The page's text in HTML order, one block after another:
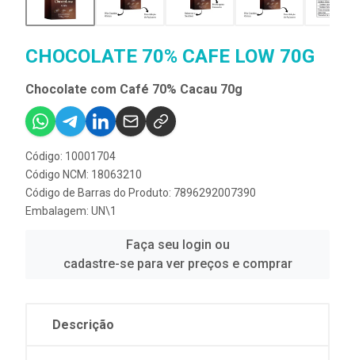
CHOCOLATE 70% CAFE LOW 70G
Chocolate com Café 70% Cacau 70g
Código: 10001704
Código NCM: 18063210
Código de Barras do Produto: 7896292007390
Embalagem: UN\1
Faça seu login ou
cadastre-se para ver preços e comprar
Descrição